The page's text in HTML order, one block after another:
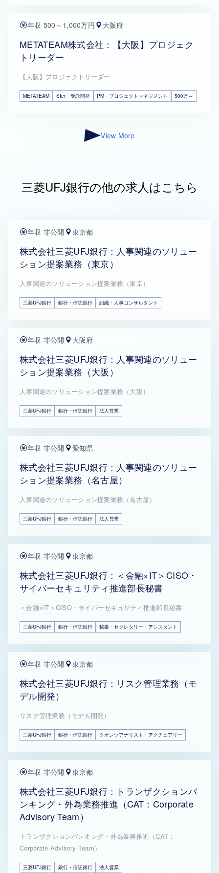
年収 500～1,000万円 大阪府
METATEAM株式会社：【大阪】プロジェク
トリーダー
【大阪】プロジェクトリーダー
METATEAM SIer・受託開発 PM・プロジェクトマネジメント 500万～
View More
三菱UFJ銀行の他の求人はこちら
年収 非公開 東京都
株式会社三菱UFJ銀行：人事関連のソリュー
ション提案業務（東京）
人事関連のソリューション提案業務（東京）
三菱UFJ銀行 銀行・信託銀行 組織・人事コンサルタント
年収 非公開 大阪府
株式会社三菱UFJ銀行：人事関連のソリュー
ション提案業務（大阪）
人事関連のソリューション提案業務（大阪）
三菱UFJ銀行 銀行・信託銀行 法人営業
年収 非公開 愛知県
株式会社三菱UFJ銀行：人事関連のソリュー
ション提案業務（名古屋）
人事関連のソリューション提案業務（名古屋）
三菱UFJ銀行 銀行・信託銀行 法人営業
年収 非公開 東京都
株式会社三菱UFJ銀行：＜金融×IT＞CISO・
サイバーセキュリティ推進部長秘書
＜金融×IT＞CISO・サイバーセキュリティ推進部長秘書
三菱UFJ銀行 銀行・信託銀行 秘書・セクレタリー・アシスタント
年収 非公開 東京都
株式会社三菱UFJ銀行：リスク管理業務（モ
デル開発）
リスク管理業務（モデル開発）
三菱UFJ銀行 銀行・信託銀行 クオンツアナリスト・アクチュアリー
年収 非公開 東京都
株式会社三菱UFJ銀行：トランザクションバ
ンキング・外為業務推進（CAT：Corporate
Advisory Team）
トランザクションバンキング・外為業務推進（CAT：
Corporate Advisory Team）
三菱UFJ銀行 銀行・信託銀行 法人営業